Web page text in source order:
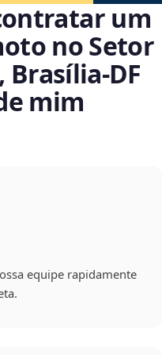
um
no Setor
mim
equipe rapidamente